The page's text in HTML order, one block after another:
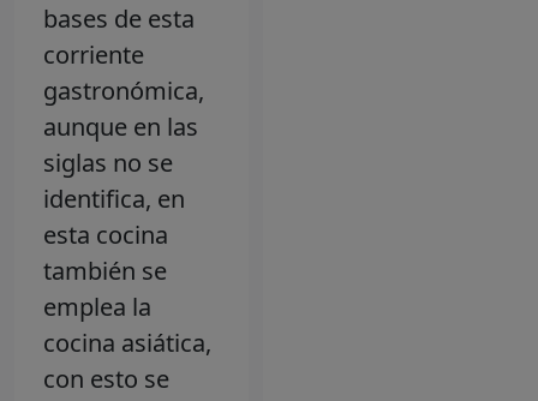
bases de esta
corriente
gastronómica,
aunque en las
siglas no se
identifica, en
esta cocina
también se
emplea la
cocina asiática,
con esto se